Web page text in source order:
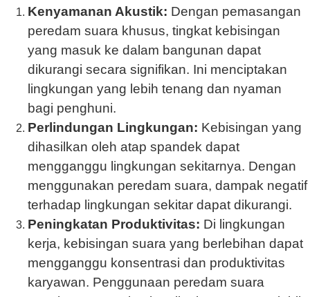
Kenyamanan Akustik: Dengan pemasangan
peredam suara khusus, tingkat kebisingan
yang masuk ke dalam bangunan dapat
dikurangi secara signifikan. Ini menciptakan
lingkungan yang lebih tenang dan nyaman
bagi penghuni.
Perlindungan Lingkungan: Kebisingan yang
dihasilkan oleh atap spandek dapat
mengganggu lingkungan sekitarnya. Dengan
menggunakan peredam suara, dampak negatif
terhadap lingkungan sekitar dapat dikurangi.
Peningkatan Produktivitas: Di lingkungan
kerja, kebisingan suara yang berlebihan dapat
mengganggu konsentrasi dan produktivitas
karyawan. Penggunaan peredam suara